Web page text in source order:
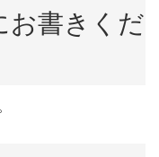
お書きくだ